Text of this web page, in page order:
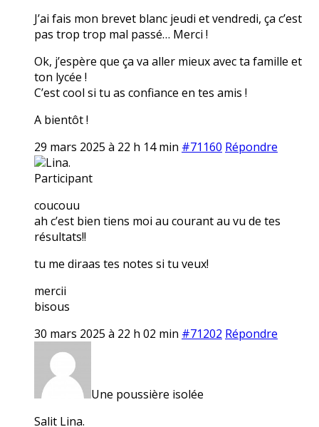
J’ai fais mon brevet blanc jeudi et vendredi, ça c’est
pas trop trop mal passé… Merci !
Ok, j’espère que ça va aller mieux avec ta famille et
ton lycée !
C’est cool si tu as confiance en tes amis !
A bientôt !
29 mars 2025 à 22 h 14 min #71160 Répondre
Lina.
Participant
coucouu
ah c’est bien tiens moi au courant au vu de tes
résultats!!
tu me diraas tes notes si tu veux!
mercii
bisous
30 mars 2025 à 22 h 02 min #71202 Répondre
Une poussière isolée
Salit Lina.